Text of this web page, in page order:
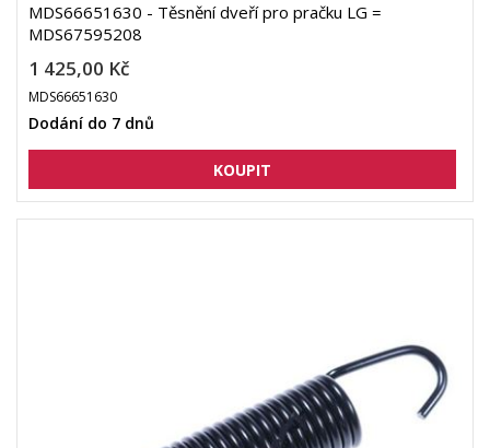
MDS66651630 - Těsnění dveří pro pračku LG =
MDS67595208
1 425,00 Kč
MDS66651630
Dodání do 7 dnů